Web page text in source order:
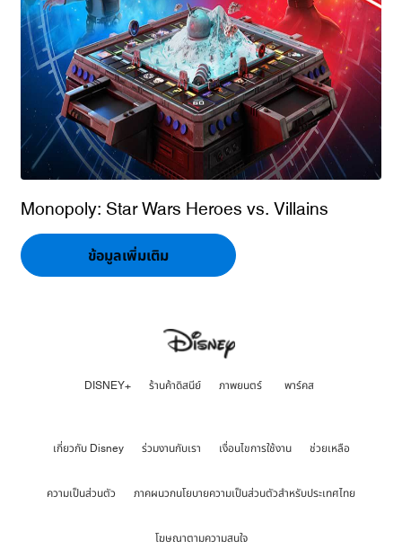
Monopoly: Star Wars Heroes vs. Villains
ข้อมูลเพิ่มเติม
DISNEY+ ร้านค้าดิสนีย์ ภาพยนตร์ พาร์คส
เกี่ยวกับ Disney ร่วมงานกับเรา เงื่อนไขการใช้งาน ช่วยเหลือ
ความเป็นส่วนตัว ภาคผนวกนโยบายความเป็นส่วนตัวสำหรับประเทศไทย
โฆษณาตามความสนใจ